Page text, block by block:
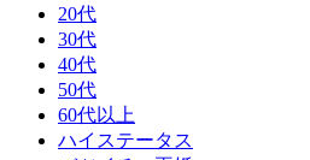
20代
30代
40代
50代
60代以上
ハイステータス